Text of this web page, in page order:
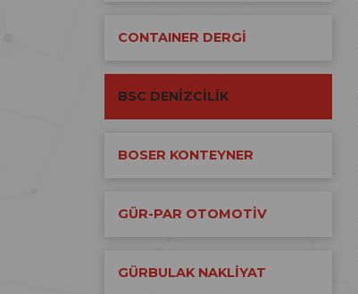
CONTAINER DERGİ
BSC DENİZCİLİK
BOSER KONTEYNER
GÜR-PAR OTOMOTİV
GÜRBULAK NAKLİYAT